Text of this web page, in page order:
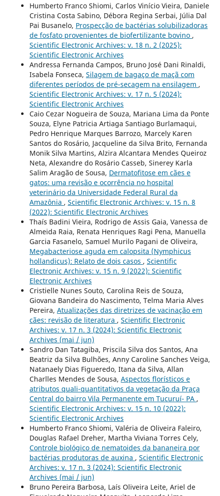
Humberto Franco Shiomi, Carlos Vinício Vieira, Daniele
Cristina Costa Sabino, Débora Regina Serbai, Júlia Dal
Pai Busanelo, Prospecção de bactérias solubilizadoras
de fosfato provenientes de biofertilizante bovino ,
Scientific Electronic Archives: v. 18 n. 2 (2025):
Scientific Electronic Archives
Andressa Fernanda Campos, Bruno José Dani Rinaldi,
Isabela Fonseca, Silagem de bagaço de maçã com
diferentes períodos de pré-secagem na ensilagem ,
Scientific Electronic Archives: v. 17 n. 5 (2024):
Scientific Electronic Archives
Caio Cezar Nogueira de Souza, Mariana Lima da Ponte
Souza, Elyne Patricia Artiaga Santiago Burlamaqui,
Pedro Henrique Marques Barrozo, Marcely Karen
Santos do Rosário, Jacqueline da Silva Brito, Fernanda
Monik Silva Martins, Alzira Alcantara Mendes Queiroz
Neta, Alexandre do Rosário Casseb, Sinerey Karla
Salim Aragão de Sousa, Dermatofitose em cães e
gatos: uma revisão e ocorrência no hospital
veterinário da Universidade Federal Rural da
Amazônia , Scientific Electronic Archives: v. 15 n. 8
(2022): Scientific Electronic Archives
Thaís Badini Vieira, Rodrigo de Assis Gaia, Vanessa de
Almeida Raia, Renata Henriques Ragi Pena, Manuella
Garcia Fasanelo, Samuel Murilo Pagani de Oliveira,
Megabacteriose aguda em calopsita (Nymphicus
hollandicus): Relato de dois casos , Scientific
Electronic Archives: v. 15 n. 9 (2022): Scientific
Electronic Archives
Cristielle Nunes Souto, Carolina Reis de Souza,
Giovana Bandeira do Nascimento, Telma Maria Alves
Pereira, Atualizações das diretrizes de vacinação em
cães: revisão de literatura , Scientific Electronic
Archives: v. 17 n. 3 (2024): Scientific Electronic
Archives (mai / jun)
Sandro Dan Tatagiba, Priscila Silva dos Santos, Ana
Beatriz da Silva Bulhões, Anny Caroline Sanches Veiga,
Natanaely Dias Figueredo, Itana da Silva, Allan
Charlles Mendes de Sousa, Aspectos florísticos e
atributos quali-quantitativos da vegetação da Praça
Central do bairro Vila Permanente em Tucuruí- PA ,
Scientific Electronic Archives: v. 15 n. 10 (2022):
Scientific Electronic Archives
Humberto Franco Shiomi, Valéria de Oliveira Faleiro,
Douglas Rafael Dreher, Martha Viviana Torres Cely,
Controle biológico de nematoides da bananeira por
bactérias produtoras de auxina , Scientific Electronic
Archives: v. 17 n. 3 (2024): Scientific Electronic
Archives (mai / jun)
Bruno Pereira Barbosa, Laís Oliveira Leite, Ariel de